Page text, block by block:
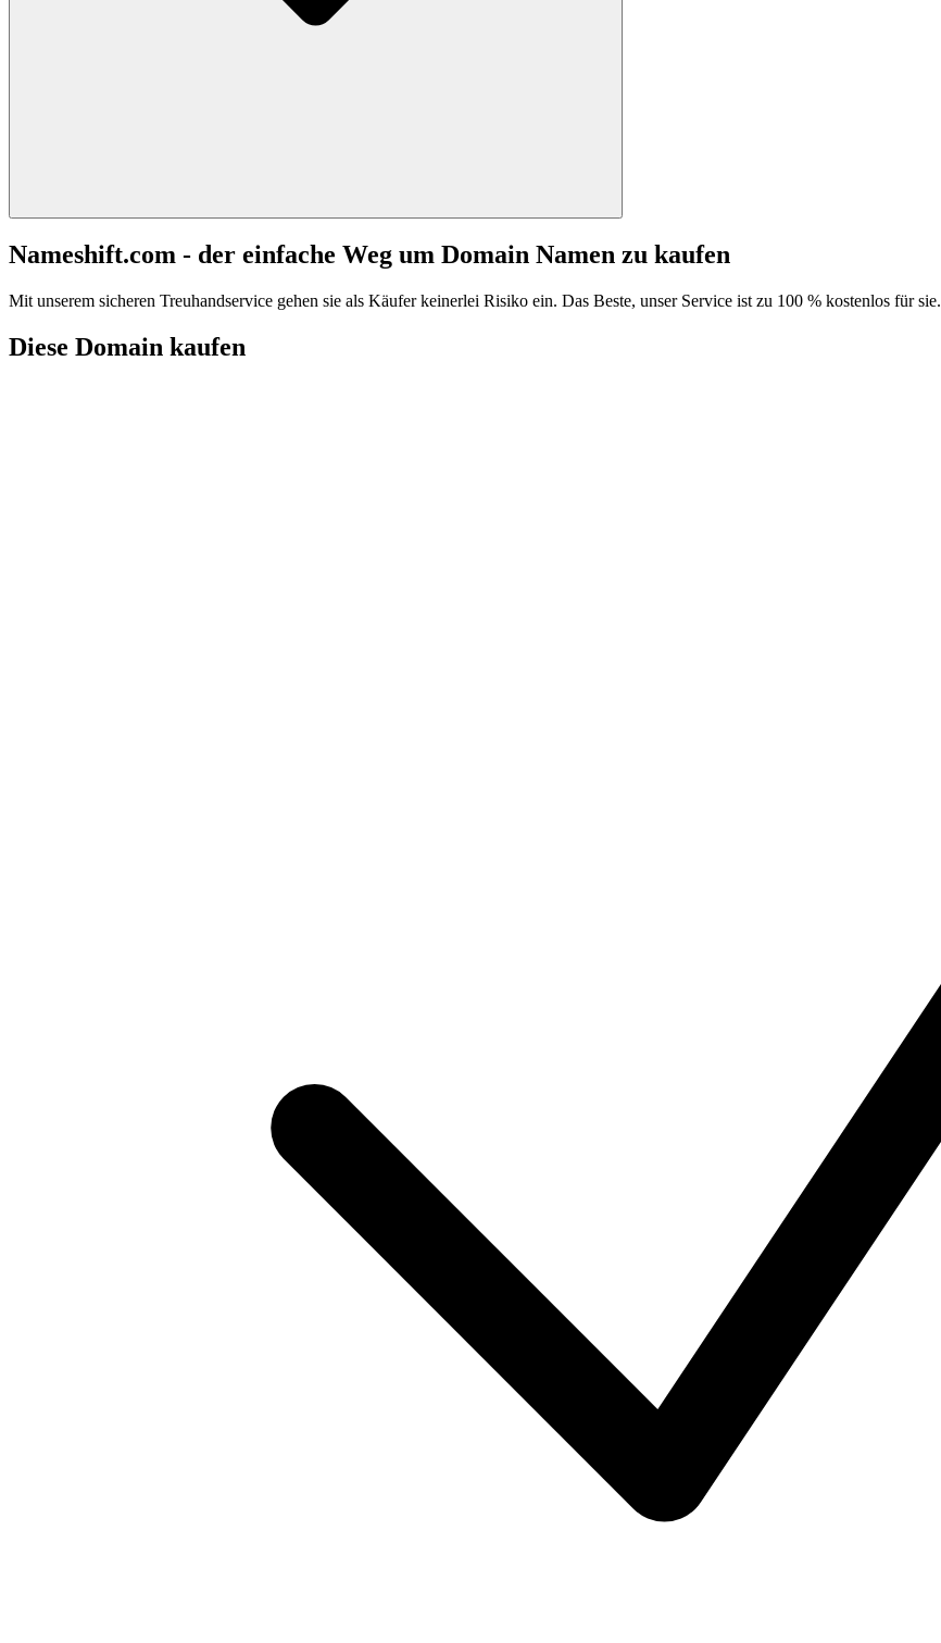
Nameshift.com - der einfache Weg um Domain Namen zu kaufen
Mit unserem sicheren Treuhandservice gehen sie als Käufer keinerlei Risiko ein. Das Beste, unser Service ist zu 100 % kostenlos für sie.
Diese Domain kaufen